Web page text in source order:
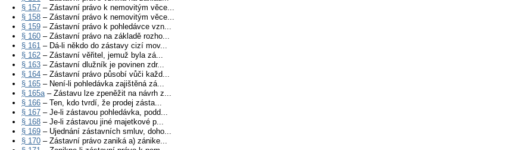
§ 157 – Zástavní právo k nemovitým věce...
§ 158 – Zástavní právo k nemovitým věce...
§ 159 – Zástavní právo k pohledávce vzn...
§ 160 – Zástavní právo na základě rozho...
§ 161 – Dá-li někdo do zástavy cizí mov...
§ 162 – Zástavní věřitel, jemuž byla zá...
§ 163 – Zástavní dlužník je povinen zdr...
§ 164 – Zástavní právo působí vůči každ...
§ 165 – Není-li pohledávka zajištěná zá...
§ 165a– Zástavu lze zpeněžit na návrh z...
§ 166 – Ten, kdo tvrdí, že prodej zásta...
§ 167 – Je-li zástavou pohledávka, podd...
§ 168 – Je-li zástavou jiné majetkové p...
§ 169 – Ujednání zástavních smluv, doho...
§ 170 – Zástavní právo zaniká a) zánike...